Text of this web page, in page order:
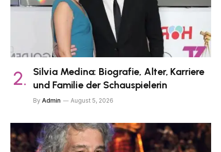
Silvia Medina: Biografie, Alter, Karriere
und Familie der Schauspielerin
By Admin August 5, 2026